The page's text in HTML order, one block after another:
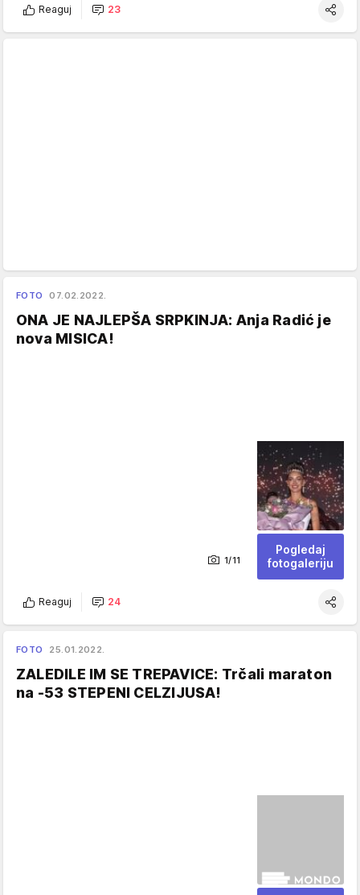
Reaguj 23
FOTO 07.02.2022.
ONA JE NAJLEPŠA SRPKINJA: Anja Radić je
nova MISICA!
1/11
Pogledaj
fotogaleriju
Reaguj 24
FOTO 25.01.2022.
ZALEDILE IM SE TREPAVICE: Trčali maraton
na -53 STEPENI CELZIJUSA!